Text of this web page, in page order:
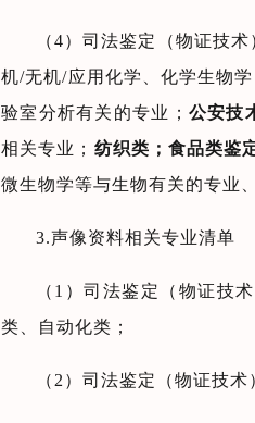
（4）司法鉴定（物证技
机/无机/应用化学、化学生物
验室分析有关的专业； 公安技
相关专业； 纺织类；食品类鉴
微生物学等与生物有关的专业
3.声像资料相关专业清单
（1）司法鉴定（物证技
类、自动化类；
（2）司法鉴定（物证技